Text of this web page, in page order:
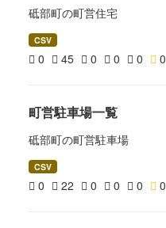
砥部町の町営住宅
CSV
0 45 0 0 0 0
町営駐車場一覧
砥部町の町営駐車場
CSV
0 22 0 0 0 0